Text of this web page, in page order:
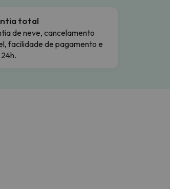
total
de neve, cancelamento
facilidade de pagamento e